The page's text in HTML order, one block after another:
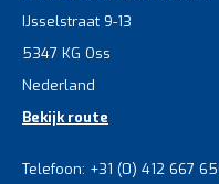
IJsselstraat 9-13
5347 KG Oss
Nederland
Bekijk route
Telefoon: +31 (0) 412 667